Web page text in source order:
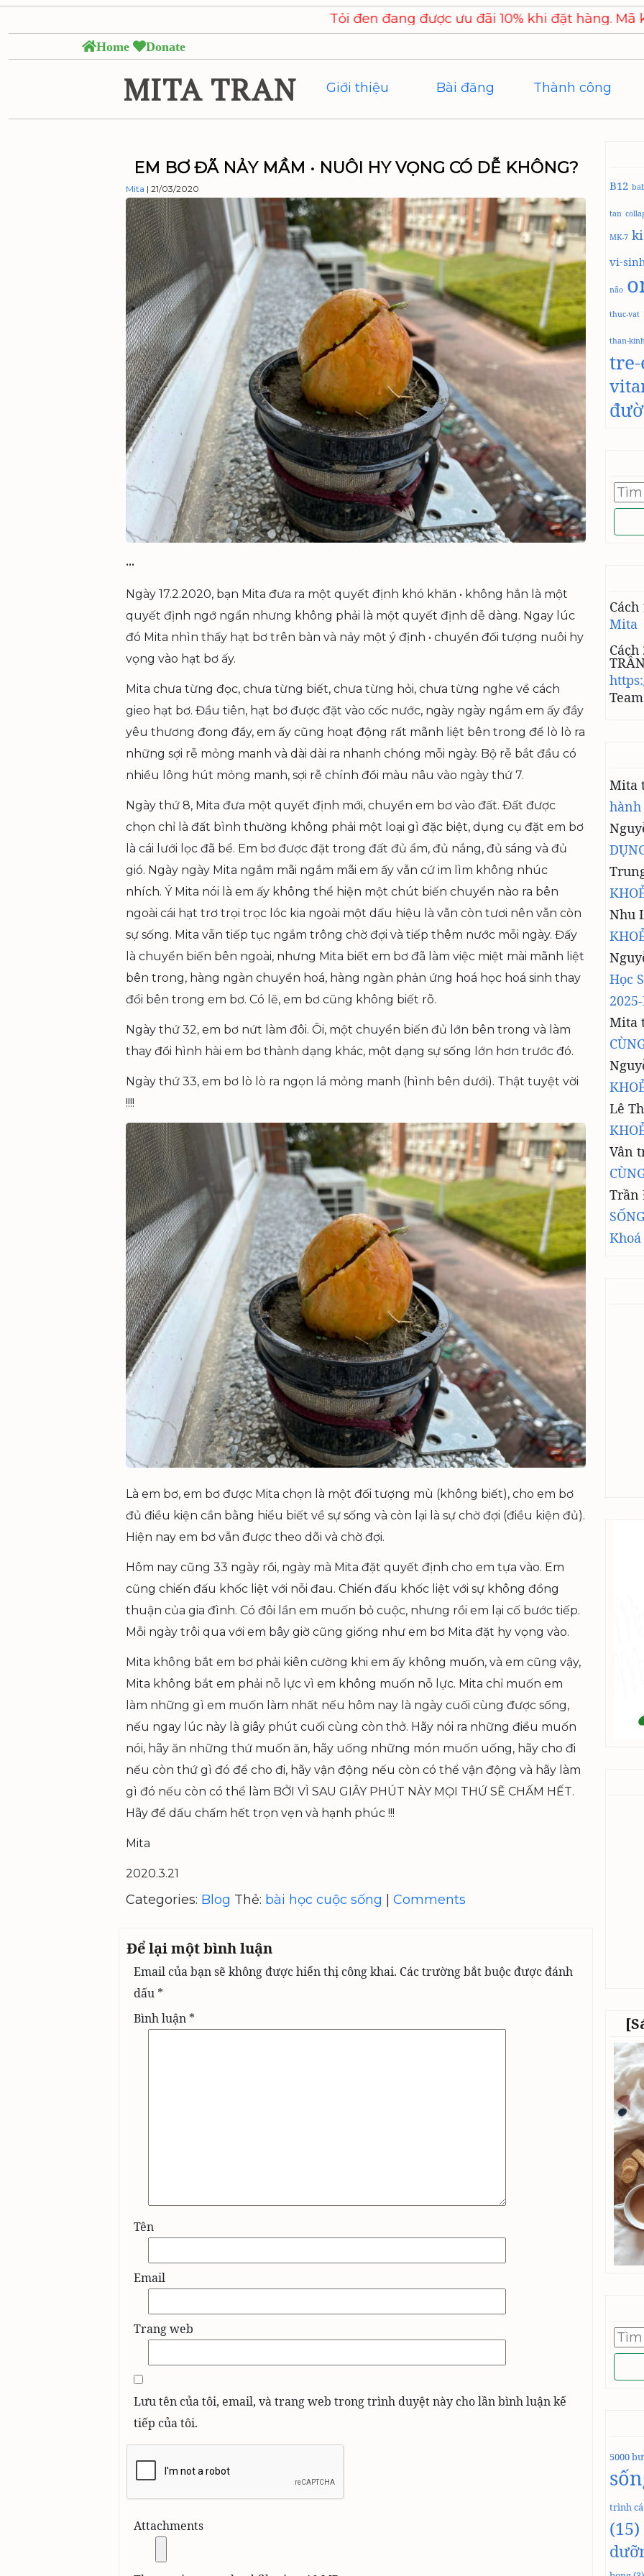
to
content
Tỏi đen đang được ưu đãi 10% khi đặt hàng. Mã khuyến mãi
Home Donate
MITA TRAN Giới thiệu Bài đăng Thành công
EM BƠ ĐÃ NẢY MẦM • NUÔI HY VỌNG CÓ DỄ KHÔNG?
Mita | 21/03/2020
•••
Ngày 17.2.2020, bạn Mita đưa ra một quyết định khó khăn • không hẳn là một
quyết định ngớ ngẩn nhưng không phải là một quyết định dễ dàng. Ngay lúc
đó Mita nhìn thấy hạt bơ trên bàn và nảy một ý định • chuyển đối tượng nuôi hy
vọng vào hạt bơ ấy.
Mita chưa từng đọc, chưa từng biết, chưa từng hỏi, chưa từng nghe về cách
gieo hạt bơ. Đầu tiên, hạt bơ được đặt vào cốc nước, ngày ngày ngắm em ấy đầy
yêu thương đong đầy, em ấy cũng hoạt động rất mãnh liệt bên trong để lò lò ra
những sợi rễ mỏng manh và dài dài ra nhanh chóng mỗi ngày. Bộ rễ bắt đầu có
nhiều lông hút mỏng manh, sợi rễ chính đổi màu nâu vào ngày thứ 7.
Ngày thứ 8, Mita đưa một quyết định mới, chuyển em bơ vào đất. Đất được
chọn chỉ là đất bình thường không phải một loại gì đặc biệt, dụng cụ đặt em bơ
là cái lưới lọc đã bể. Em bơ được đặt trong đất đủ ẩm, đủ nắng, đủ sáng và đủ
gió. Ngày ngày Mita ngắm mãi ngắm mãi em ấy vẫn cứ im lìm không nhúc
nhích. Ý Mita nói là em ấy không thể hiện một chút biến chuyển nào ra bên
ngoài cái hạt trơ trọi trọc lóc kia ngoài một dấu hiệu là vẫn còn tươi nên vẫn còn
sự sống. Mita vẫn tiếp tục ngắm trông chờ đợi và tiếp thêm nước mỗi ngày. Đấy
là chuyển biến bên ngoài, nhưng Mita biết em bơ đã làm việc miệt mài mãnh liệt
bên trong, hàng ngàn chuyển hoá, hàng ngàn phản ứng hoá học hoá sinh thay
đổi bên trong em bơ. Có lẽ, em bơ cũng không biết rõ.
Ngày thứ 32, em bơ nứt làm đôi. Ôi, một chuyển biến đủ lớn bên trong và làm
thay đổi hình hài em bơ thành dạng khác, một dạng sự sống lớn hơn trước đó.
Ngày thứ 33, em bơ lò lò ra ngọn lá mỏng manh (hình bên dưới). Thật tuyệt vời
!!!!
Là em bơ, em bơ được Mita chọn là một đối tượng mù (không biết), cho em bơ
đủ điều kiện cần bằng hiểu biết về sự sống và còn lại là sự chờ đợi (điều kiện đủ).
Hiện nay em bơ vẫn được theo dõi và chờ đợi.
Hôm nay cũng 33 ngày rồi, ngày mà Mita đặt quyết định cho em tựa vào. Em
cũng chiến đấu khốc liệt với nỗi đau. Chiến đấu khốc liệt với sự không đồng
thuận của gia đình. Có đôi lần em muốn bỏ cuộc, nhưng rồi em lại cố bước tiếp.
Mỗi ngày trôi qua với em bây giờ cũng giống như em bơ Mita đặt hy vọng vào.
Mita không bắt em bơ phải kiên cường khi em ấy không muốn, và em cũng vậy,
Mita không bắt em phải nỗ lực vì em không muốn nỗ lực. Mita chỉ muốn em
làm những gì em muốn làm nhất nếu hôm nay là ngày cuối cùng được sống,
nếu ngay lúc này là giây phút cuối cùng còn thở. Hãy nói ra những điều muốn
nói, hãy ăn những thứ muốn ăn, hãy uống những món muốn uống, hãy cho đi
nếu còn thứ gì đó để cho đi, hãy vận động nếu còn có thể vận động và hãy làm
gì đó nếu còn có thể làm BỞI VÌ SAU GIÂY PHÚT NÀY MỌI THỨ SẼ CHẤM HẾT.
Hãy để dấu chấm hết trọn vẹn và hạnh phúc !!!
Mita
2020.3.21
Categories: Blog Thẻ: bài học cuộc sống Comments
Để lại một bình luận
Email của bạn sẽ không được hiển thị công khai. Các trường bắt buộc được đánh
dấu *
Bình luận *
Tên
Email
Trang web
Lưu tên của tôi, email, và trang web trong trình duyệt này cho lần bình luận kế
tiếp của tôi.
Attachments
B12
tan
MK-7
vi-
não
thuc-vat
than-
Tìm
kiếm
cho:
Mita
Mita
Nhu
Học
Mita
Lê
Vân
Trần
Khoá
Tìm
kiếm
cho:
5000
trình
(15)